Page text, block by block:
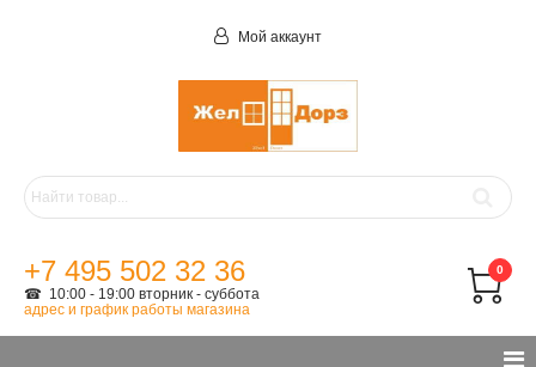
Мой аккаунт
+7 495 502 32 36
☎ 10:00 - 19:00 вторник - суббота
адрес и график работы магазина
0